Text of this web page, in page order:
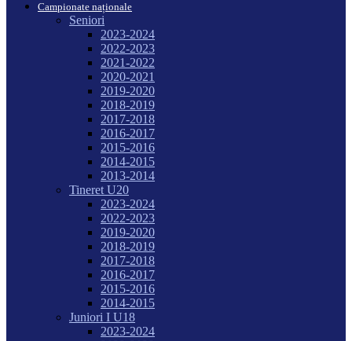
Campionate naționale
Seniori
2023-2024
2022-2023
2021-2022
2020-2021
2019-2020
2018-2019
2017-2018
2016-2017
2015-2016
2014-2015
2013-2014
Tineret U20
2023-2024
2022-2023
2019-2020
2018-2019
2017-2018
2016-2017
2015-2016
2014-2015
Juniori I U18
2023-2024